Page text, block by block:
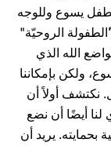
يسوع وللوجه
الروحيّة"
الله الذي
ولكن بإمكاننا
نكتشف أولاً أن
لنا أيضًا أن نضع
بحمايته. يريد أن